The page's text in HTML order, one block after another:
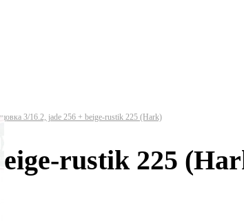
3/16.2, jade 256 + beige-rustik 225 (Hark)
rustik 225